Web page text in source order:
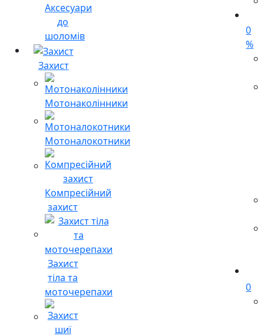
Аксесуари
до
шоломів
Захист
Мотонаколінники
Мотоналокотники
Компресійний
захист
Захист
тіла та
моточерепахи
0
%
0